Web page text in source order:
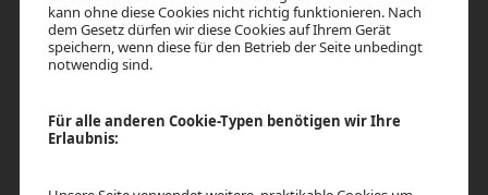
gebürstet mit schwarz eloxiertem Aluminiumring in
kann ohne diese Cookies nicht richtig funktionieren. Nach
dem Gesetz dürfen wir diese Cookies auf Ihrem Gerät
speichern, wenn diese für den Betrieb der Seite unbedingt
notwendig sind.
Für alle anderen Cookie-Typen benötigen wir Ihre
Erlaubnis: